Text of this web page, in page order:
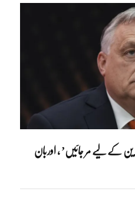
کے لیے مر جائیں’ ، اوربان